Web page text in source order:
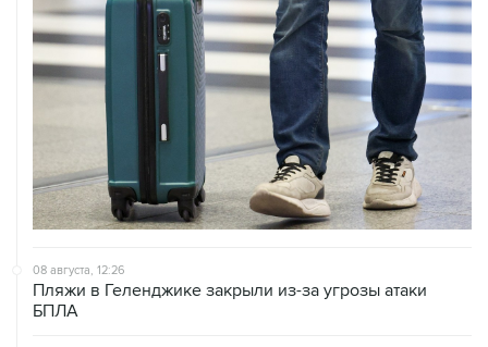
08 августа, 12:26
Пляжи в Геленджике закрыли из-за угрозы атаки
БПЛА